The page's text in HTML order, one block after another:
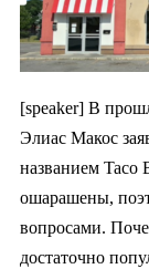
[speaker] В
Элиас Макос
названием
ошарашены,
вопросами.
достаточно